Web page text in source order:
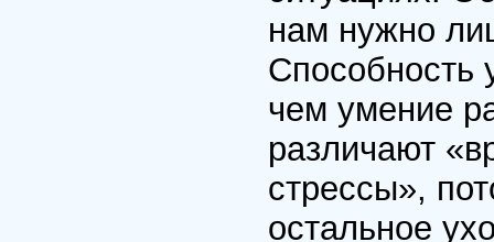
нам нужно
Способность
чем умение
различают
стрессы»,
остальное